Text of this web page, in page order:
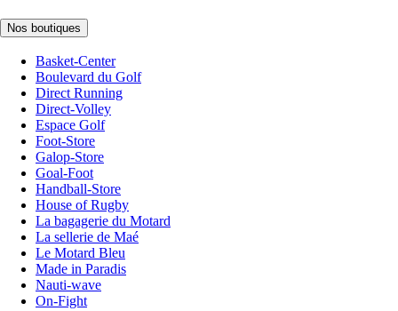
Nos boutiques
Basket-Center
Boulevard du Golf
Direct Running
Direct-Volley
Espace Golf
Foot-Store
Galop-Store
Goal-Foot
Handball-Store
House of Rugby
La bagagerie du Motard
La sellerie de Maé
Le Motard Bleu
Made in Paradis
Nauti-wave
On-Fight